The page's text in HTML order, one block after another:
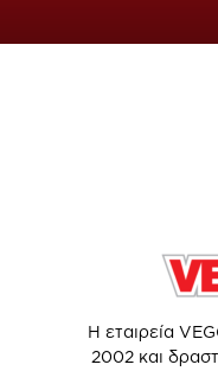
Η εταιρεία
2002 και